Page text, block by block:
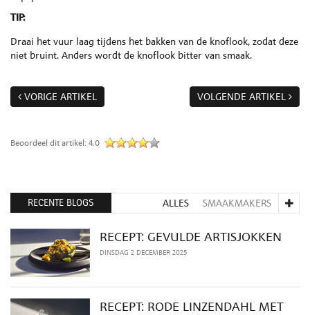
TIP:
Draai het vuur laag tijdens het bakken van de knoflook, zodat deze
niet bruint. Anders wordt de knoflook bitter van smaak.
VORIGE ARTIKEL VOLGENDE ARTIKEL
Beoordeel dit artikel: 4.0
RECENTE BLOGS ALLES SMAAKMAKERS
RECEPT: GEVULDE ARTISJOKKEN
DINSDAG 2 DECEMBER 2025
RECEPT: RODE LINZENDAHL MET